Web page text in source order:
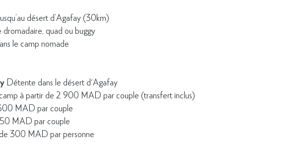
désert d’Agafay (30km)
quad ou buggy
le camp nomade
Détente dans le désert d'Agafay
à partir de 2 900 MAD par couple (transfert inclus)
MAD par couple
MAD par couple
300 MAD par personne